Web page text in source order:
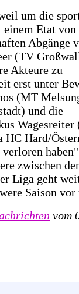
um die
Etat von
Abgänge
(TV
Akteure zu
erst unter
(MT
und die
Wagesreiter
HC Hard/
zwischen
Liga geht
Saison vor
vom